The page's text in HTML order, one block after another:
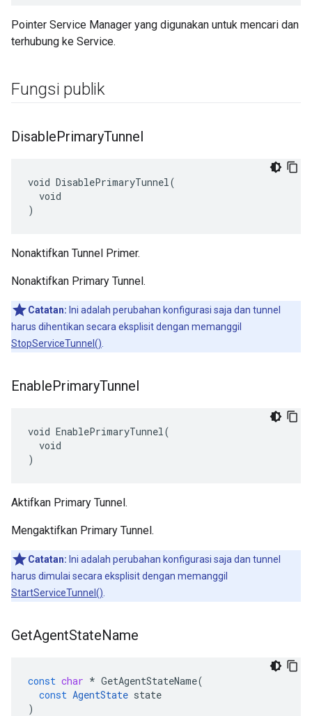
Pointer Service Manager yang digunakan untuk mencari dan
terhubung ke Service.
Fungsi publik
DisablePrimaryTunnel
void DisablePrimaryTunnel(
  void
)
Nonaktifkan Tunnel Primer.
Nonaktifkan Primary Tunnel.
Catatan: Ini adalah perubahan konfigurasi saja dan tunnel
harus dihentikan secara eksplisit dengan memanggil
StopServiceTunnel()
EnablePrimaryTunnel
void EnablePrimaryTunnel(
  void
)
Aktifkan Primary Tunnel.
Mengaktifkan Primary Tunnel.
Catatan: Ini adalah perubahan konfigurasi saja dan tunnel
harus dimulai secara eksplisit dengan memanggil
StartServiceTunnel()
GetAgentStateName
const char * GetAgentStateName(
const AgentState state
)